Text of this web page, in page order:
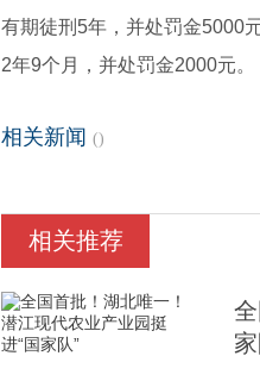
有期徒刑5年，并处罚金5000
2年9个月，并处罚金2000元。
相关新闻 ()
相关推荐